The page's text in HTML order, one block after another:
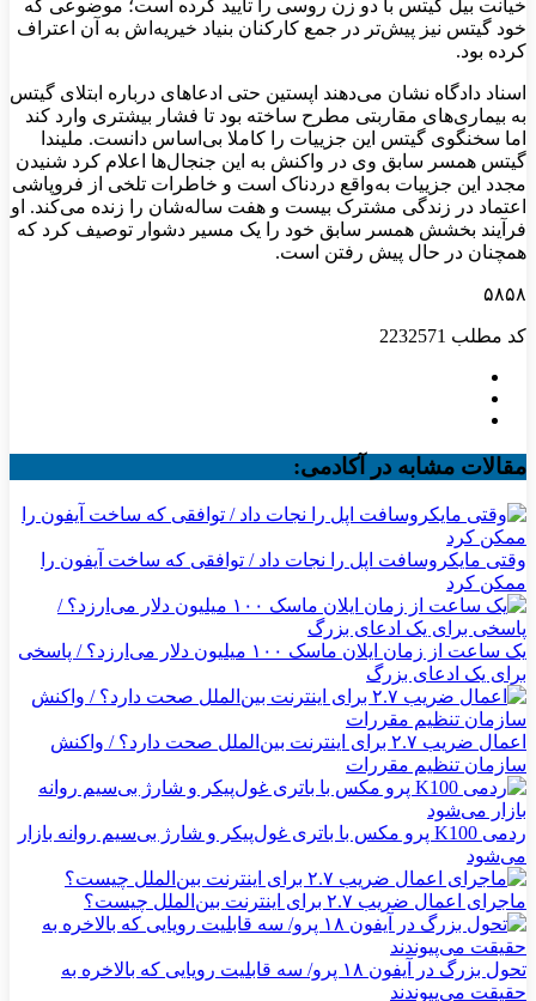
خیانت بیل گیتس با دو زن روسی را تایید کرده است؛ موضوعی که
خود گیتس نیز پیش‌تر در جمع کارکنان بنیاد خیریه‌اش به آن اعتراف
کرده بود.
اسناد دادگاه نشان می‌دهند اپستین حتی ادعاهای درباره ابتلای گیتس
به بیماری‌های مقاربتی مطرح ساخته بود تا فشار بیشتری وارد کند
اما سخنگوی گیتس این جزییات را کاملا بی‌اساس دانست. ملیندا
گیتس همسر سابق وی در واکنش به این جنجال‌ها اعلام کرد شنیدن
مجدد این جزییات به‌واقع دردناک است و خاطرات تلخی از فروپاشی
اعتماد در زندگی مشترک بیست و هفت ساله‌شان را زنده می‌کند. او
فرآیند بخشش همسر سابق خود را یک مسیر دشوار توصیف کرد که
همچنان در حال پیش رفتن است.
۵۸۵۸
کد مطلب 2232571
مقالات مشابه در آکادمی:
وقتی مایکروسافت اپل را نجات داد / توافقی که ساخت آیفون را
ممکن کرد
یک ساعت از زمان ایلان ماسک ۱۰۰ میلیون دلار می‌ارزد؟ / پاسخی
برای یک ادعای بزرگ
اعمال ضریب ۲.۷ برای اینترنت بین‌الملل صحت دارد؟ / واکنش
سازمان تنظیم مقررات
ردمی K100 پرو مکس با باتری غول‌پیکر و شارژ بی‌سیم روانه بازار
می‌شود
ماجرای اعمال ضریب ۲.۷ برای اینترنت بین‌الملل چیست؟
تحول بزرگ در آیفون ۱۸ پرو/ سه قابلیت رویایی که بالاخره به
حقیقت می‌پیوندند